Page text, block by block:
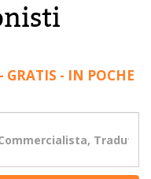
GRATIS - IN POCHE